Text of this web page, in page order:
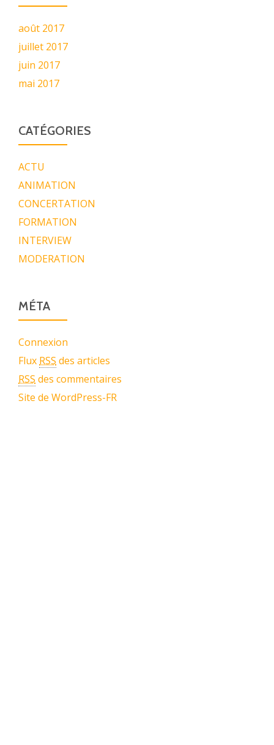
août 2017
juillet 2017
juin 2017
mai 2017
CATÉGORIES
ACTU
ANIMATION
CONCERTATION
FORMATION
INTERVIEW
MODERATION
MÉTA
Connexion
Flux RSS des articles
RSS des commentaires
Site de WordPress-FR